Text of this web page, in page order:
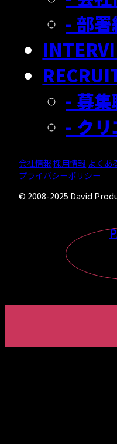
- 部署
- 募
- ク
会社情報 採用情報 よくあ
プライバシーポリシー
© 2008-2025 David